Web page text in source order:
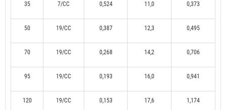
35 7/CC 0,524 11,0 0,373
50 19/CC 0,387 12,3 0,495
70 19/CC 0,268 14,2 0,706
95 19/CC 0,193 16,0 0,941
120 19/CC 0,153 17,6 1,174